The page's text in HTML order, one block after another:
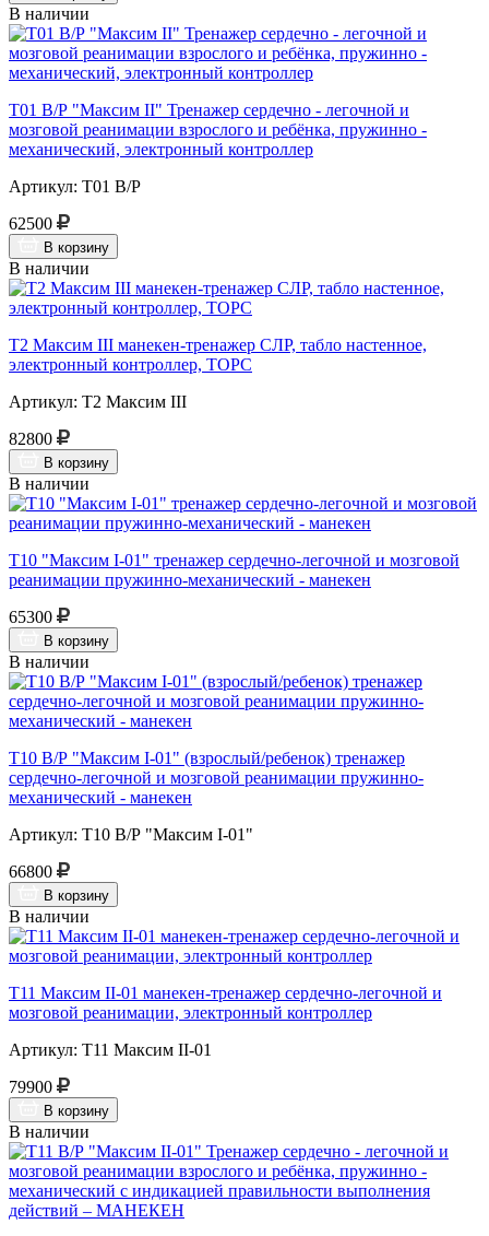
В наличии
Т01 В/Р "Максим II" Тренажер сердечно - легочной и
мозговой реанимации взрослого и ребёнка, пружинно -
механический, электронный контроллер
Артикул: Т01 В/Р
62500
В корзину
В наличии
Т2 Максим III манекен-тренажер СЛР, табло настенное,
электронный контроллер, ТОРС
Артикул: Т2 Максим III
82800
В корзину
В наличии
Т10 "Максим I-01" тренажер сердечно-легочной и мозговой
реанимации пружинно-механический - манекен
65300
В корзину
В наличии
Т10 В/Р "Максим I-01" (взрослый/ребенок) тренажер
сердечно-легочной и мозговой реанимации пружинно-
механический - манекен
Артикул: Т10 В/Р "Максим I-01"
66800
В корзину
В наличии
Т11 Максим II-01 манекен-тренажер сердечно-легочной и
мозговой реанимации, электронный контроллер
Артикул: Т11 Максим II-01
79900
В корзину
В наличии